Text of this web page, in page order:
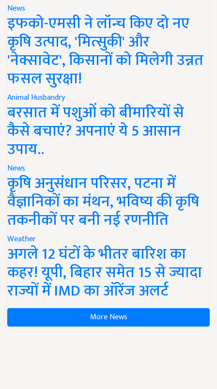
News
इफको-एमसी ने लॉन्च किए दो नए
कृषि उत्पाद, 'मित्सुकी' और
'नेक्सावेट', किसानों को मिलेगी उन्नत
फसल सुरक्षा!
Animal Husbandry
बरसात में पशुओं को बीमारियों से
कैसे बचाएं? अपनाएं ये 5 आसान
उपाय..
News
कृषि अनुसंधान परिसर, पटना में
वैज्ञानिकों का मंथन, भविष्य की कृषि
तकनीकों पर बनी नई रणनीति
Weather
अगले 12 घंटों के भीतर बारिश का
कहर! यूपी, बिहार समेत 15 से ज्यादा
राज्यों में IMD का ऑरेंज अलर्ट
More News